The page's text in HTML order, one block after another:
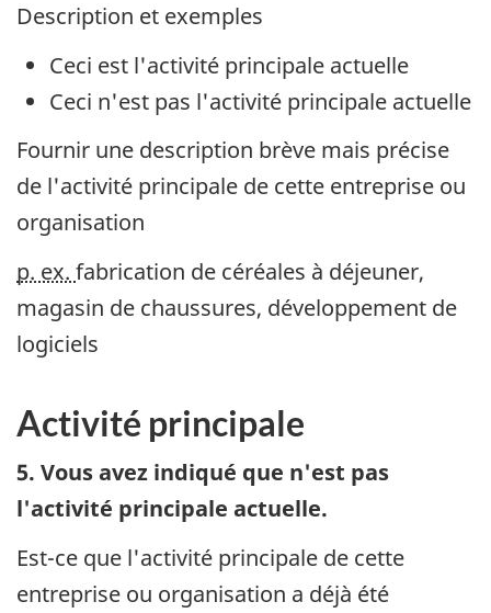
Description et exemples
Ceci est l'activité principale actuelle
Ceci n'est pas l'activité principale actuelle
Fournir une description brève mais précise
de l'activité principale de cette entreprise ou
organisation
p. ex. fabrication de céréales à déjeuner,
magasin de chaussures, développement de
logiciels
Activité principale
5. Vous avez indiqué que n'est pas
l'activité principale actuelle.
Est-ce que l'activité principale de cette
entreprise ou organisation a déjà été